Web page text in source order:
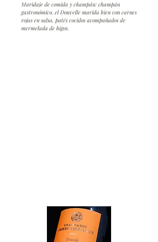
Maridaje de comida y champán: champán
gastronómico, el Douvelle marida bien con carnes
rojas en salsa, patés cocidos acompañados de
mermelada de higos.